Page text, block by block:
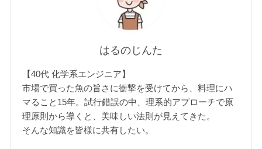
はるのじんた
【40代 化学系エンジニア】
市場で買った魚の旨さに衝撃を受けてから、料理にハ
マること15年。試行錯誤の中、理系的アプローチで原
理原則から導くと、美味しい法則が見えてきた。
そんな知識を皆様に共有したい。